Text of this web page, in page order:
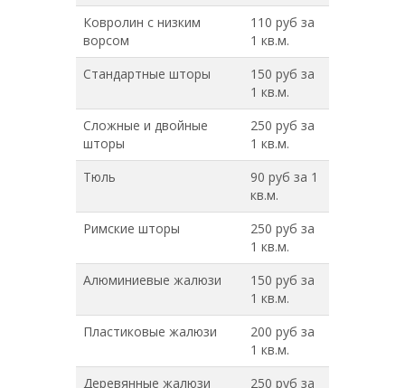
Ковролин с низким
ворсом
110 руб за
1 кв.м.
Стандартные шторы
150 руб за
1 кв.м.
Сложные и двойные
шторы
250 руб за
1 кв.м.
Тюль
90 руб за 1
кв.м.
Римские шторы
250 руб за
1 кв.м.
Алюминиевые жалюзи
150 руб за
1 кв.м.
Пластиковые жалюзи
200 руб за
1 кв.м.
Деревянные жалюзи
250 руб за